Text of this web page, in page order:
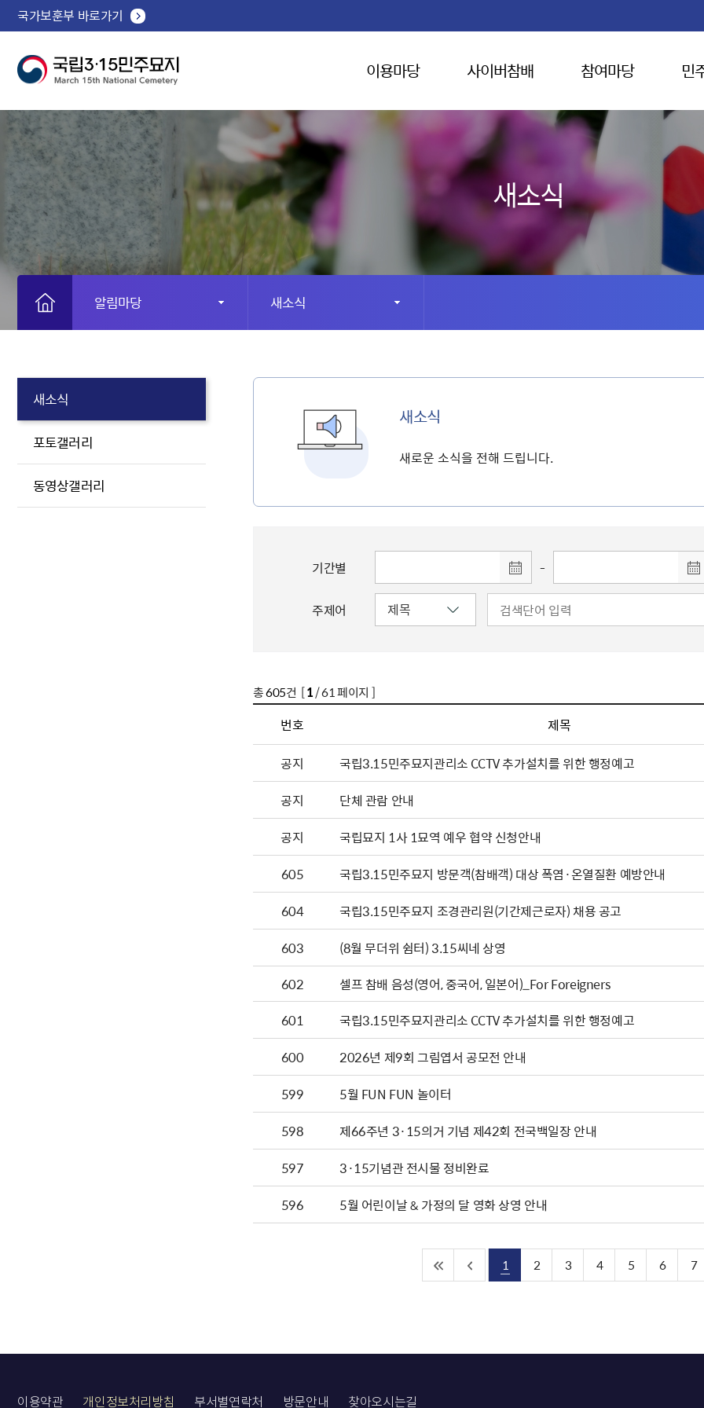
국가보훈부 바로가기
이용마당 사이버참배 참여마당 민
새소식
알림마당 새소식
새소식
포토갤러리
동영상갤러리
새소식
새로운 소식을 전해 드립니다.
기간별 -
주제어
총605건 [1/ 61 페이지 ]
번호 제목
공지
국립3.15민주묘지관리소 CCTV 추가설치를 위한 행정예고
공지
단체 관람 안내
공지
국립묘지 1사 1묘역 예우 협약 신청안내
605
국립3.15민주묘지 방문객(참배객) 대상 폭염·온열질환 예방안내
604
국립3.15민주묘지 조경관리원(기간제근로자) 채용 공고
603
(8월 무더위 쉼터) 3.15씨네 상영
602
셀프 참배 음성(영어, 중국어, 일본어)_For Foreigners
601
국립3.15민주묘지관리소 CCTV 추가설치를 위한 행정예고
600
2026년 제9회 그림엽서 공모전 안내
599
5월 FUN FUN 놀이터
598
제66주년 3·15의거 기념 제42회 전국백일장 안내
597
3·15기념관 전시물 정비완료
596
5월 어린이날 & 가정의 달 영화 상영 안내
1 2 3 4 5 6 7
이용약관 개인정보처리방침 부서별연락처 방문안내 찾아오시는길